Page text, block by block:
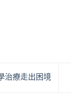
治療走出困境